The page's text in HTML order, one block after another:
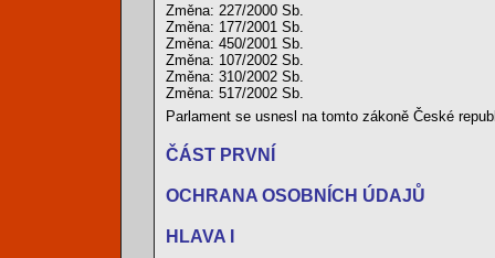
Změna: 227/2000 Sb.
Změna: 177/2001 Sb.
Změna: 450/2001 Sb.
Změna: 107/2002 Sb.
Změna: 310/2002 Sb.
Změna: 517/2002 Sb.
Parlament se usnesl na tomto zákoně České
ČÁST PRVNÍ
OCHRANA OSOBNÍCH ÚDAJŮ
HLAVA I